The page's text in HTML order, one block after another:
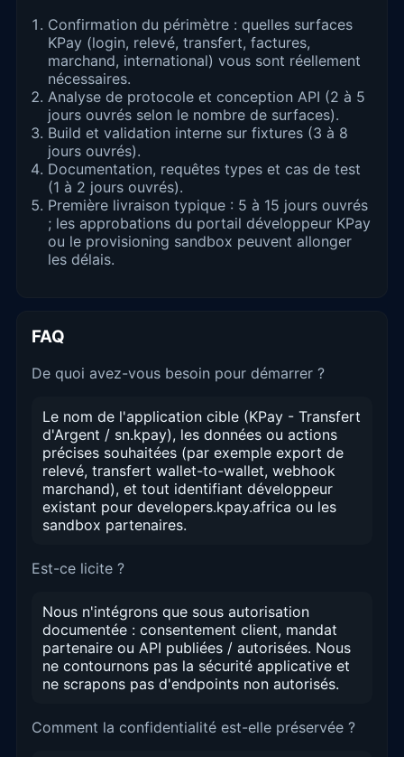
Confirmation du périmètre : quelles surfaces
KPay (login, relevé, transfert, factures,
marchand, international) vous sont réellement
nécessaires.
Analyse de protocole et conception API (2 à 5
jours ouvrés selon le nombre de surfaces).
Build et validation interne sur fixtures (3 à 8
jours ouvrés).
Documentation, requêtes types et cas de test
(1 à 2 jours ouvrés).
Première livraison typique : 5 à 15 jours ouvrés
; les approbations du portail développeur KPay
ou le provisioning sandbox peuvent allonger
les délais.
FAQ
De quoi avez-vous besoin pour démarrer ?
Le nom de l'application cible (KPay - Transfert
d'Argent / sn.kpay), les données ou actions
précises souhaitées (par exemple export de
relevé, transfert wallet-to-wallet, webhook
marchand), et tout identifiant développeur
existant pour developers.kpay.africa ou les
sandbox partenaires.
Est-ce licite ?
Nous n'intégrons que sous autorisation
documentée : consentement client, mandat
partenaire ou API publiées / autorisées. Nous
ne contournons pas la sécurité applicative et
ne scrapons pas d'endpoints non autorisés.
Comment la confidentialité est-elle préservée ?